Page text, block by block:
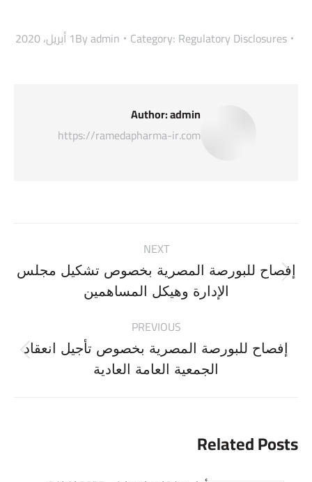
Category: Regulatory Disclosures
Byadmin 1 أبريل، 2020
Author:admin
https://ramedapharma-ir.com
navigation
PREVIOUS
Previous
post:
إفصاح للبورصة المصرية بخصوص تأجيل انعقاد
الجمعية العامة العادية
NEXT
Next
post:
إفصاح للبورصة المصرية بخصوص تشكيل مجلس
الإدارة وهيكل المساهمين
Related Posts